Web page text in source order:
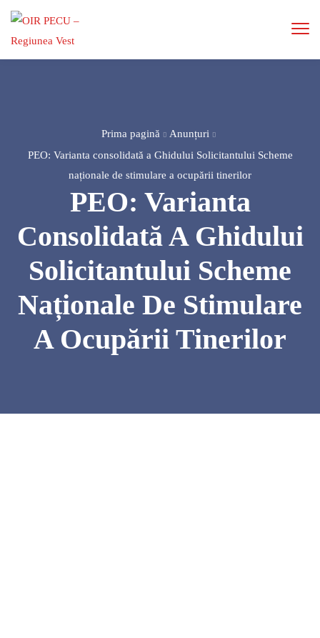
Prima pagină
Anunțuri
PEO: Varianta consolidată a Ghidului Solicitantului Scheme
naționale de stimulare a ocupării tinerilor
PEO: Varianta
Consolidată A Ghidului
Solicitantului Scheme
Naționale De Stimulare
A Ocupării Tinerilor